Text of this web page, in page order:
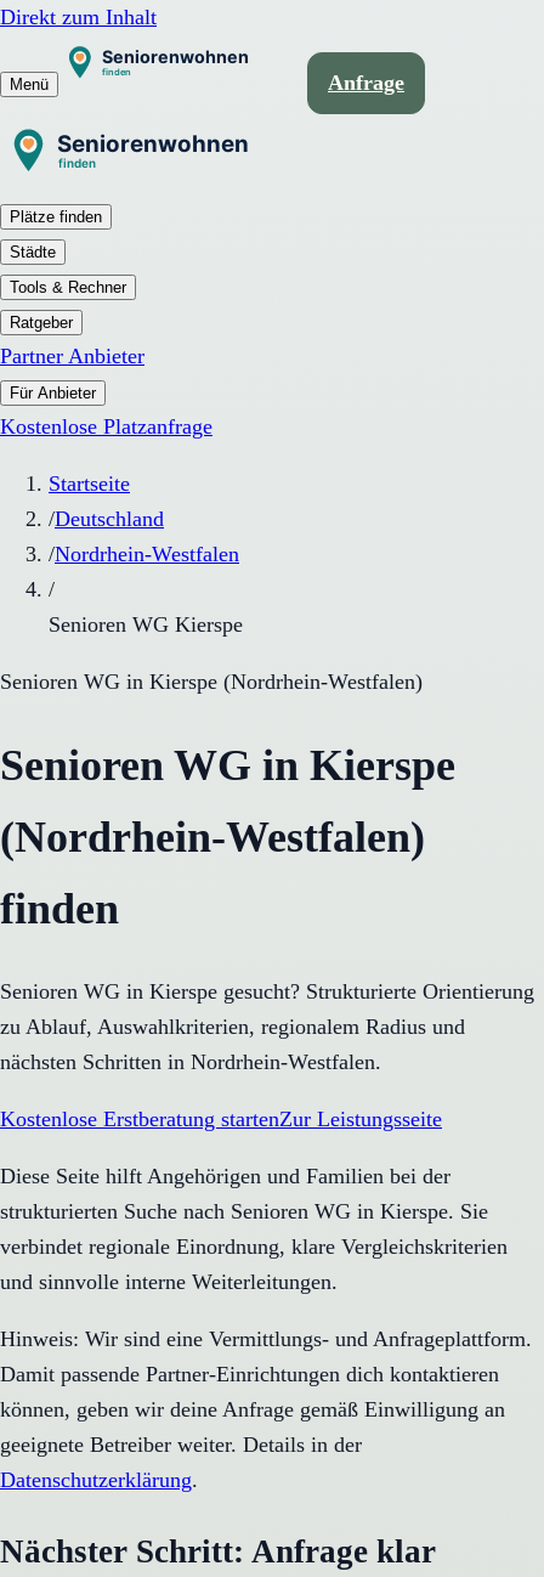
Direkt zum Inhalt
Menü Anfrage
Plätze finden
Städte
Tools & Rechner
Ratgeber
Partner Anbieter
Für Anbieter
Kostenlose Platzanfrage
Startseite
/Deutschland
/Nordrhein-Westfalen
/
Senioren WG Kierspe
Senioren WG in Kierspe (Nordrhein-Westfalen)
Senioren WG in Kierspe
(Nordrhein-Westfalen)
finden
Senioren WG in Kierspe gesucht? Strukturierte Orientierung
zu Ablauf, Auswahlkriterien, regionalem Radius und
nächsten Schritten in Nordrhein-Westfalen.
Kostenlose Erstberatung startenZur Leistungsseite
Diese Seite hilft Angehörigen und Familien bei der
strukturierten Suche nach Senioren WG in Kierspe. Sie
verbindet regionale Einordnung, klare Vergleichskriterien
und sinnvolle interne Weiterleitungen.
Hinweis: Wir sind eine Vermittlungs- und Anfrageplattform.
Damit passende Partner-Einrichtungen dich kontaktieren
können, geben wir deine Anfrage gemäß Einwilligung an
geeignete Betreiber weiter. Details in der
Datenschutzerklärung.
Nächster Schritt: Anfrage klar